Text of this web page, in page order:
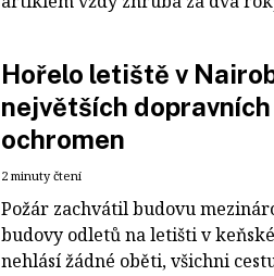
Hořelo letiště v
největších
ochromen
2 minuty čtení
Požár zachvátil budovu
budovy odletů na letišti v
nehlásí žádné oběti, všichni